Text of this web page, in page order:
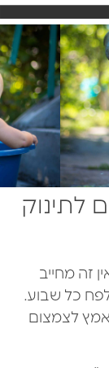
לתינוק
זה מחייב
כל שבוע.
לצמצום